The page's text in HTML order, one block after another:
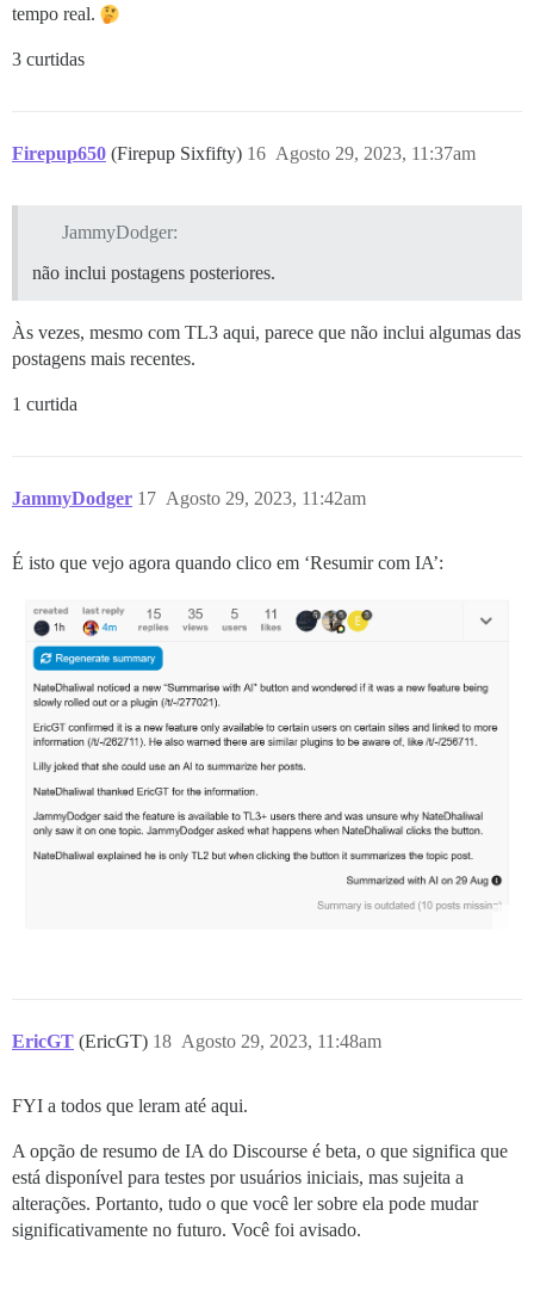
tempo real.
3 curtidas
Firepup650 (Firepup Sixfifty) Agosto 29, 2023, 11:37am
16
JammyDodger:
não inclui postagens posteriores.
Às vezes, mesmo com TL3 aqui, parece que não inclui algumas das
postagens mais recentes.
1 curtida
JammyDodger Agosto 29, 2023, 11:42am
17
É isto que vejo agora quando clico em ‘Resumir com IA’:
EricGT (EricGT) Agosto 29, 2023, 11:48am
18
FYI a todos que leram até aqui.
A opção de resumo de IA do Discourse é beta, o que significa que
está disponível para testes por usuários iniciais, mas sujeita a
alterações. Portanto, tudo o que você ler sobre ela pode mudar
significativamente no futuro. Você foi avisado.